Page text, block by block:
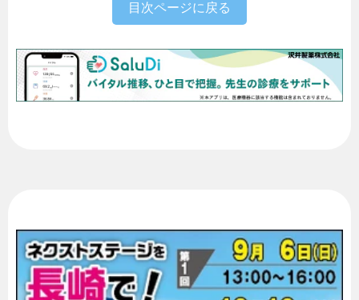
目次ページに戻る